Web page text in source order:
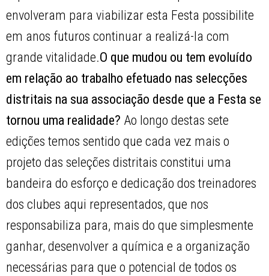
envolveram para viabilizar esta Festa possibilite
em anos futuros continuar a realizá-la com
grande vitalidade.O que mudou ou tem evoluído
em relação ao trabalho efetuado nas selecções
distritais na sua associação desde que a Festa se
tornou uma realidade? Ao longo destas sete
edições temos sentido que cada vez mais o
projeto das seleções distritais constitui uma
bandeira do esforço e dedicação dos treinadores
dos clubes aqui representados, que nos
responsabiliza para, mais do que simplesmente
ganhar, desenvolver a química e a organização
necessárias para que o potencial de todos os